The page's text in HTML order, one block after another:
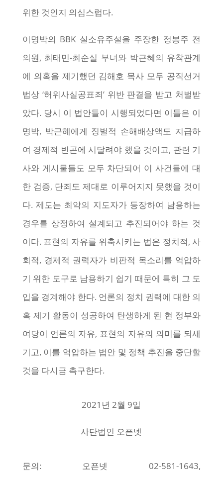
위한 것인지 의심스럽다.
이명박의 BBK 실소유주설을 주장한 정봉주 전
의원, 최태민-최순실 부녀와 박근혜의 유착관계
에 의혹을 제기했던 김해호 목사 모두 공직선거
법상 ‘허위사실공표죄’ 위반 판결을 받고 처벌받
았다. 당시 이 법안들이 시행되었다면 이들은 이
명박, 박근혜에게 징벌적 손해배상액도 지급하
여 경제적 빈곤에 시달려야 했을 것이고, 관련 기
사와 게시물들도 모두 차단되어 이 사건들에 대
한 검증, 단죄도 제대로 이루어지지 못했을 것이
다. 제도는 최악의 지도자가 등장하여 남용하는
경우를 상정하여 설계되고 추진되어야 하는 것
이다. 표현의 자유를 위축시키는 법은 정치적, 사
회적, 경제적 권력자가 비판적 목소리를 억압하
기 위한 도구로 남용하기 쉽기 때문에 특히 그 도
입을 경계해야 한다. 언론의 정치 권력에 대한 의
혹 제기 활동이 성공하여 탄생하게 된 현 정부와
여당이 언론의 자유, 표현의 자유의 의미를 되새
기고, 이를 억압하는 법안 및 정책 추진을 중단할
것을 다시금 촉구한다.
2021년 2월 9일
사단법인 오픈넷
문의: 오픈넷 02-581-1643,